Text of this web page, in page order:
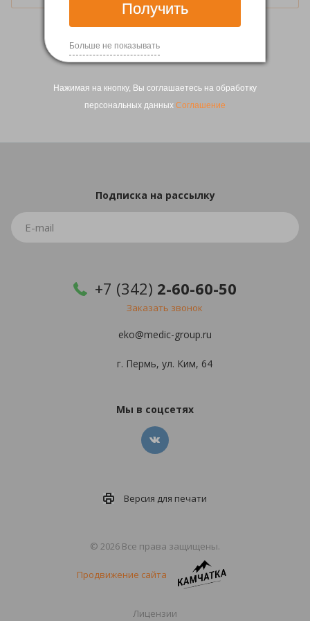
Получить
Больше не показывать
Нажимая на кнопку, Вы соглашаетесь на обработку
персональных данных Соглашение
1 2
Подписка на рассылку
+7 (342) 2-60-60-50
Заказать звонок
eko@medic-group.ru
г. Пермь, ул. Ким, 64
Мы в соцсетях
Версия для печати
© 2026 Все права защищены.
Продвижение сайта
Лицензии